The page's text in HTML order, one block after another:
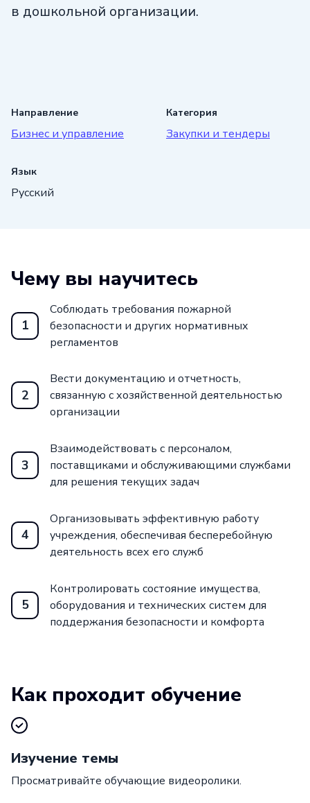
в дошкольной организации.
Направление
Бизнес и управление
Категория
Закупки и тендеры
Язык
Русский
Чему вы научитесь
1
Соблюдать требования пожарной
безопасности и других нормативных
регламентов
2
Вести документацию и отчетность,
связанную с хозяйственной деятельностью
организации
3
Взаимодействовать с персоналом,
поставщиками и обслуживающими службами
для решения текущих задач
4
Организовывать эффективную работу
учреждения, обеспечивая бесперебойную
деятельность всех его служб
5
Контролировать состояние имущества,
оборудования и технических систем для
поддержания безопасности и комфорта
Как проходит обучение
Изучение темы
Просматривайте обучающие видеоролики.